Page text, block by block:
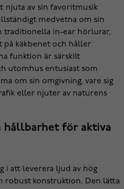
njuta av sin favoritmusik
medvetna om sin
traditionella in-ear hörlurar,
på käkbenet och håller
funktion är särskilt
utomhus entusiast som
om sin omgivning, vare sig
eller njuter av naturens
hållbarhet för aktiva
i att leverera ljud av hög
robust konstruktion. Den lätta